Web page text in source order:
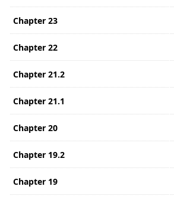
Chapter 23
Chapter 22
Chapter 21.2
Chapter 21.1
Chapter 20
Chapter 19.2
Chapter 19